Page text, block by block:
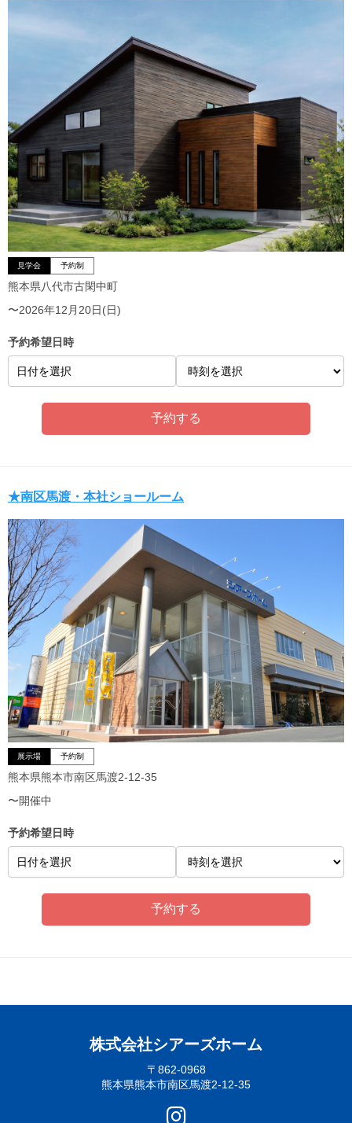
見学会 予約制
熊本県八代市古閑中町
〜2026年12月20日(日)
予約希望日時
日付を選択
★南区馬渡・本社ショールーム
展示場 予約制
熊本県熊本市南区馬渡2-12-35
〜開催中
予約希望日時
日付を選択
株式会社シアーズホーム
〒862-0968
熊本県熊本市南区馬渡2-12-35